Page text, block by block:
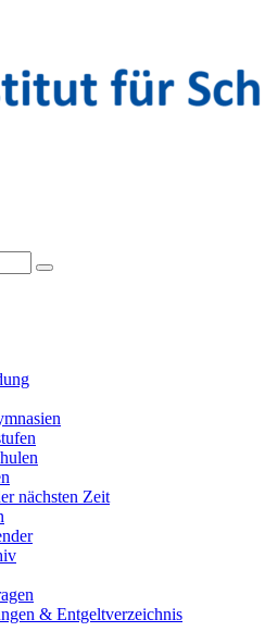
nächsten Zeit
& Entgeltverzeichnis